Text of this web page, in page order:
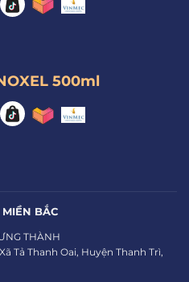
500ml
BẮC
THÀNH
Tả Thanh Oai, Huyện Thanh Trì,